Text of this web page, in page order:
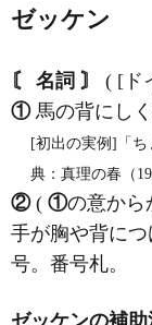
ゼッケン
〘 名詞 〙
( [ド
①馬の背にしく
[初出の実例]「ち
典：真理の春（
②( ①の意から
手が胸や背に
号。番号札。
ゼッケンの補